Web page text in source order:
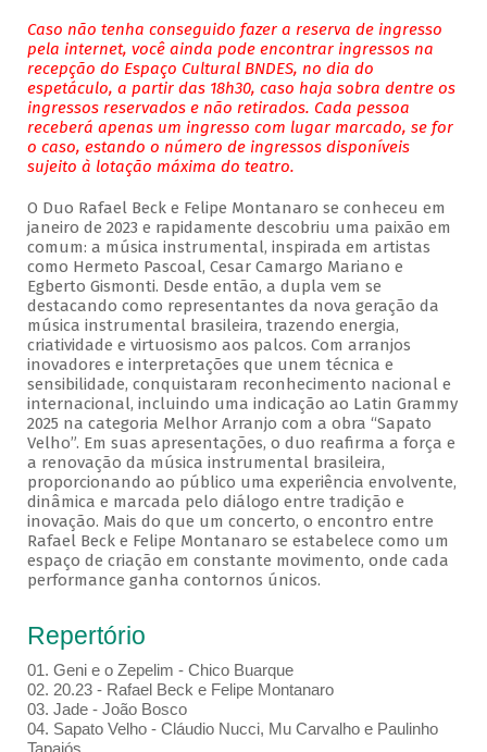
Caso não tenha conseguido fazer a reserva de ingresso
pela internet, você ainda pode encontrar ingressos na
recepção do Espaço Cultural BNDES, no dia do
espetáculo, a partir das 18h30, caso haja sobra dentre os
ingressos reservados e não retirados. Cada pessoa
receberá apenas um ingresso com lugar marcado, se for
o caso, estando o número de ingressos disponíveis
sujeito à lotação máxima do teatro.
O Duo Rafael Beck e Felipe Montanaro se conheceu em
janeiro de 2023 e rapidamente descobriu uma paixão em
comum: a música instrumental, inspirada em artistas
como Hermeto Pascoal, Cesar Camargo Mariano e
Egberto Gismonti. Desde então, a dupla vem se
destacando como representantes da nova geração da
música instrumental brasileira, trazendo energia,
criatividade e virtuosismo aos palcos. Com arranjos
inovadores e interpretações que unem técnica e
sensibilidade, conquistaram reconhecimento nacional e
internacional, incluindo uma indicação ao Latin Grammy
2025 na categoria Melhor Arranjo com a obra “Sapato
Velho”. Em suas apresentações, o duo reafirma a força e
a renovação da música instrumental brasileira,
proporcionando ao público uma experiência envolvente,
dinâmica e marcada pelo diálogo entre tradição e
inovação. Mais do que um concerto, o encontro entre
Rafael Beck e Felipe Montanaro se estabelece como um
espaço de criação em constante movimento, onde cada
performance ganha contornos únicos.
Repertório
01. Geni e o Zepelim - Chico Buarque
02. 20.23 - Rafael Beck e Felipe Montanaro
03. Jade - João Bosco
04. Sapato Velho - Cláudio Nucci, Mu Carvalho e Paulinho